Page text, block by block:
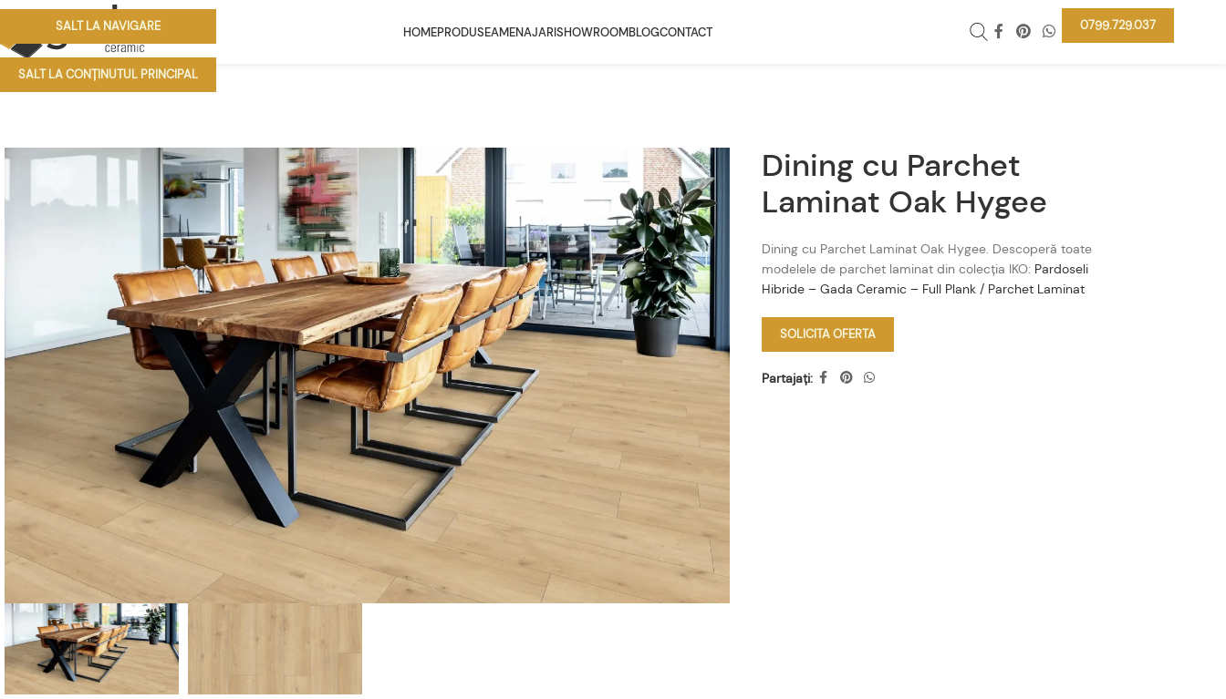
SALT LA NAVIGARE
SALT LA CONȚINUTUL PRINCIPAL
HOMEPRODUSEAMENAJARISHOWROOMBLOGCONTACT 0799.729.037
Dining cu Parchet
Laminat Oak Hygee
Dining cu Parchet Laminat Oak Hygee. Descoperă toate
modelele de parchet laminat din colecția IKO: Pardoseli
Hibride – Gada Ceramic – Full Plank / Parchet Laminat
SOLICITA OFERTA
Partajați: